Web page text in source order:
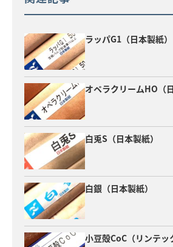
ラッパG1（日本製紙）
オペラクリームHO（
白兎S（日本製紙）
白銀（日本製紙）
小豆殻CoC（リンテッ